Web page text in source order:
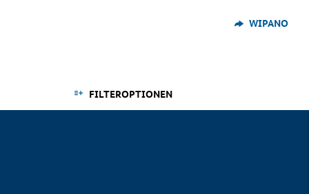
WIPANO
FILTEROPTIONEN